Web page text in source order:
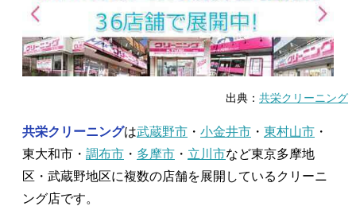
出典： 共栄クリーニング
共栄クリーニングは武蔵野市 ・ 小金井市 ・ 東村山市 ・
東大和市・ 調布市 ・ 多摩市 ・ 立川市など東京多摩地
区・武蔵野地区に複数の店舗を展開しているクリーニ
ング店です。